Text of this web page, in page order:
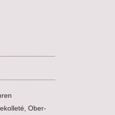
Ober-